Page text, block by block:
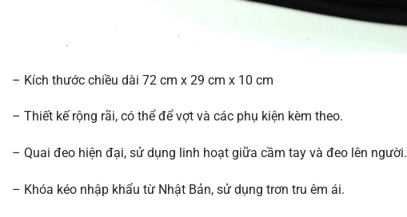
– Kích thước chiều dài 72 cm x 29 cm x 10 cm
– Thiết kế rộng rãi, có thể để vợt và các phụ kiện kèm theo.
– Quai đeo hiện đại, sử dụng linh hoạt giữa cầm tay và đeo lên người.
– Khóa kéo nhập khẩu từ Nhật Bản, sử dụng trơn tru êm ái.